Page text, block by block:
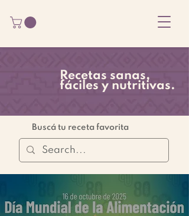
Recetas sanas,
fáciles y nutritivas.
Buscá tu receta favorita